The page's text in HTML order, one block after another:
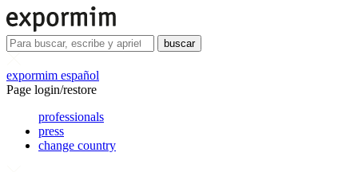
buscar
expormim español
Page login/restore
professionals
press
change country